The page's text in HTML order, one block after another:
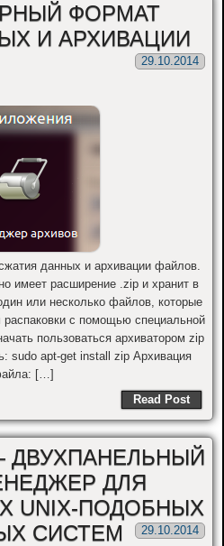
ФОРМАТ
И АРХИВАЦИИ
29.10.2014
данных и архивации файлов.
имеет расширение .zip и хранит в
или несколько файлов, которые
распаковки с помощью специальной
пользоваться архиватором zip
sudo apt-get install zip Архивация
[…]
Read Post
ДВУХПАНЕЛЬНЫЙ
ДЛЯ
UNIX-ПОДОБНЫХ
СИСТЕМ
29.10.2014